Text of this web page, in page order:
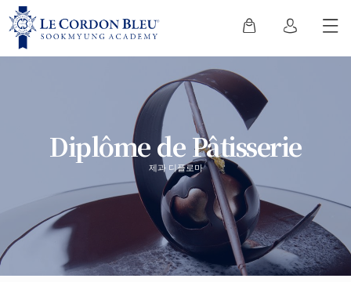
Diplôme de Pâtisserie
제과 디플로마